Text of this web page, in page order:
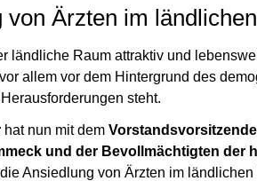
Ärzten im
ländliche Raum attraktiv und
allem vor dem Hintergrund des
steht.
hat nun mit dem
und der Bevollmächtigten der
Ansiedlung von Ärzten im